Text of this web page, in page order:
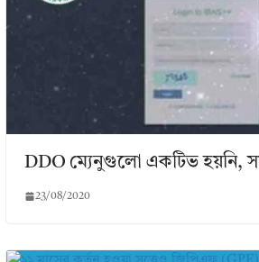
DDO ম্যেনুগুলো একটিভ হয়নি,
23/08/2020